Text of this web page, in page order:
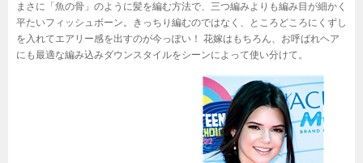
まさに「魚の骨」のように髪を編む方法で、三つ編みよりも編み目が細かく
平たいフィッシュボーン。きっちり編むのではなく、ところどころにくずし
を入れてエアリー感を出すのが今っぽい！ 花嫁はもちろん、お呼ばれヘア
にも最適な編み込みダウンスタイルをシーンによって使い分けて。